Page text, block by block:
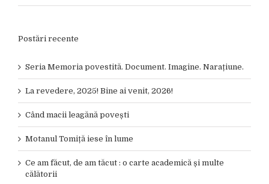
Postări recente
Seria Memoria povestită. Document. Imagine. Narațiune.
La revedere, 2025! Bine ai venit, 2026!
Când macii leagănă povești
Motanul Tomiță iese în lume
Ce am făcut, de am tăcut : o carte academică și multe
călătorii